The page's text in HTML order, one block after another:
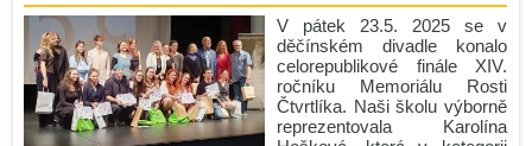
NOVINKY
KONTAKTY
Pečeti Josefa Pekaře rozdány
Krásné prožití letních prázdnin.
Nové číslo Student revue je zde!
Zámecká premiéra
V pátek 23.5. 2025 se v
děčínském divadle konalo
celorepublikové finále XIV.
ročníku Memoriálu Rosti
Čtvrtlíka. Naši školu výborně
reprezentovala Karolína